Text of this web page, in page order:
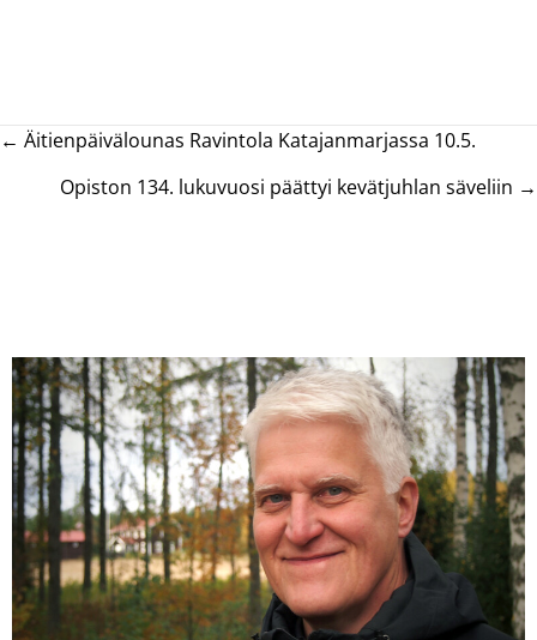
Posts
navigation
← Äitienpäivälounas Ravintola Katajanmarjassa 10.5.
Opiston 134. lukuvuosi päättyi kevätjuhlan säveliin →